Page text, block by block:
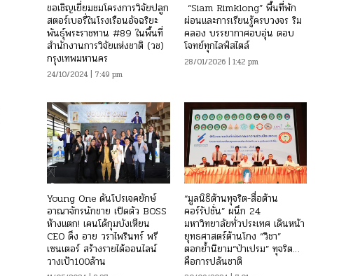
ขอเชิญเยี่ยมชมโครงการวิจัยปลูก
สตอร์เบอรี่ในโรงเรือนอัจฉริยะ
พันธุ์พระราชทาน #89 ในพื้นที่
สำนักงานการวิจัยแห่งชาติ (วช)
กรุงเทพมหานคร
24/10/2024 | 7:49 pm
“Siam Rimklong” พื้นที่พัก
ผ่อนและการเรียนรู้ครบวงจร ริม
คลอง บรรยากาศอบอุ่น ตอบ
โจทย์ทุกไลฟ์สไตล์
28/01/2026 | 1:42 pm
Young One ดันโปรเจคยักษ์
อาณาจักรนักขาย เปิดตัว BOSS
ห้างแตก! เคนโด้กุมบังเหียน
CEO ดึง อาย วราไพรินทร์ พรี
เซนเตอร์ สร้างรายได้ออนไลน์
วางเป้า100ล้าน
“มูลนิธิต้านทุจริต-สื่อต้าน
คอร์รัปชั่น” ผนึก 24
มหาวิทยาลัยทั่วประเทศ เดินหน้า
ยุทธศาสตร์ต้านโกง “วิชา”
ตอกย้ำนิยาม“ป๋าเปรม” ทุจริต…
คือการปล้นชาติ